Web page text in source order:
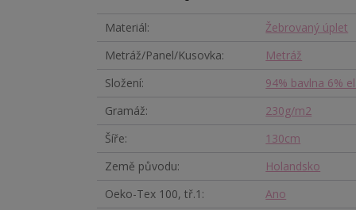
Materiál
Žebrovaný úplet
Metráž/Panel/Kusovka
Metráž
Složení
94% bavlna 6%
Gramáž
230g/m2
Šíře
130cm
Země původu
Holandsko
Oeko-Tex 100, tř.1
Ano